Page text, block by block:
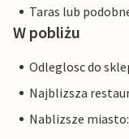
Taras lub
W pobliżu
Odleglosc do
Najblizsza
Nablizsze